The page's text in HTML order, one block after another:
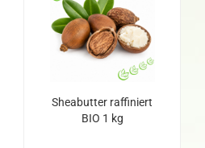
Sheabutter raffiniert
BIO 1 kg